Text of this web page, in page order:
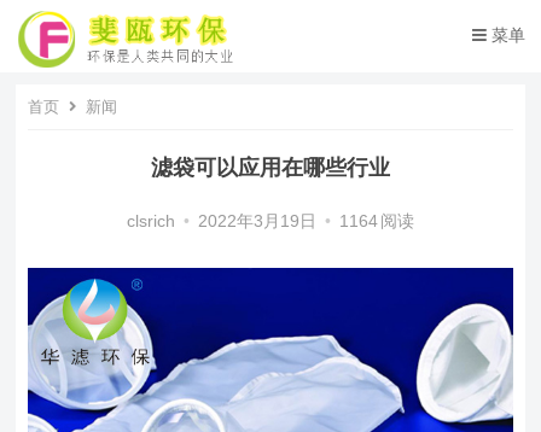
菜单
首页 新闻
滤袋可以应用在哪些行业
clsrich • 2022年3月19日 • 1164 阅读